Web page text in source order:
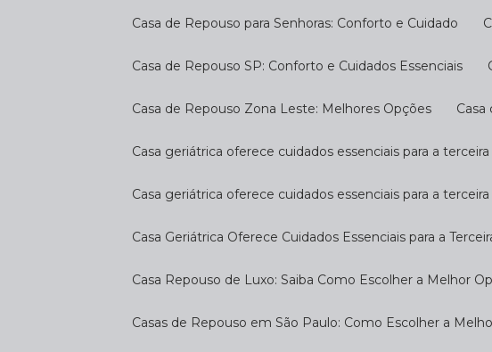
Casa de Repouso para Senhoras: Conforto e Cuidado
Casa de Repouso SP: Conforto e Cuidados Essenciais
Casa de Repouso Zona Leste: Melhores Opções
Casa geriátrica oferece cuidados essenciais para a
Casa geriátrica oferece cuidados essenciais para a
Casa Geriátrica Oferece Cuidados Essenciais para a
Casa Repouso de Luxo: Saiba Como Escolher a Melhor
Casas de Repouso em São Paulo: Como Escolher a